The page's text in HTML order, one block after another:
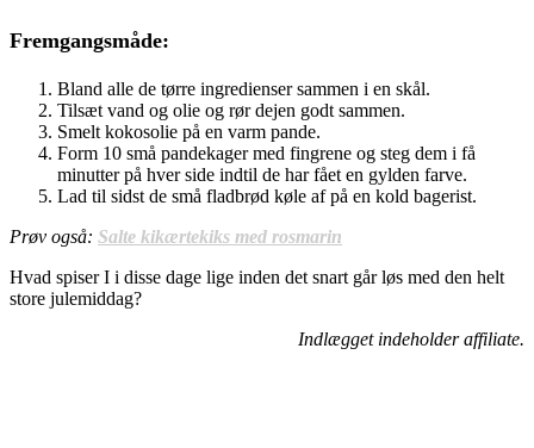
Fremgangsmåde:
Bland alle de tørre ingredienser sammen i en skål.
Tilsæt vand og olie og rør dejen godt sammen.
Smelt kokosolie på en varm pande.
Form 10 små pandekager med fingrene og steg dem i få
minutter på hver side indtil de har fået en gylden farve.
Lad til sidst de små fladbrød køle af på en kold bagerist.
Prøv også: Salte kikærtekiks med rosmarin
Hvad spiser I i disse dage lige inden det snart går løs med den helt
store julemiddag?
Indlægget indeholder affiliate.